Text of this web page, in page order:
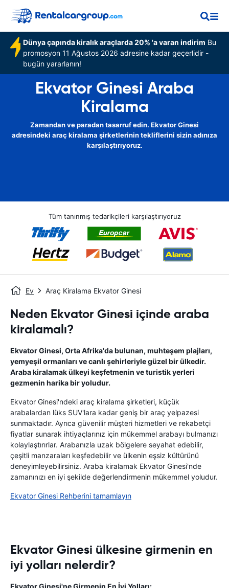
Dünya çapında kiralık araçlarda 20% 'a varan indirim Bu
promosyon 11 Ağustos 2026 adresine kadar geçerlidir -
bugün yararlanın!
Ekvator Ginesi Araba
Kiralama
Zamandan ve paradan tasarruf edin. Ekvator Ginesi
adresindeki araç kiralama şirketlerinin tekliflerini sizin adınıza
karşılaştırıyoruz.
Tüm tanınmış tedarikçileri karşılaştırıyoruz
Ev Araç Kiralama Ekvator Ginesi
Neden Ekvator Ginesi içinde araba
kiralamalı?
Ekvator Ginesi, Orta Afrika'da bulunan, muhteşem plajları,
yemyeşil ormanları ve canlı şehirleriyle güzel bir ülkedir.
Araba kiralamak ülkeyi keşfetmenin ve turistik yerleri
gezmenin harika bir yoludur.
Ekvator Ginesi'ndeki araç kiralama şirketleri, küçük
arabalardan lüks SUV'lara kadar geniş bir araç yelpazesi
sunmaktadır. Ayrıca güvenilir müşteri hizmetleri ve rekabetçi
fiyatlar sunarak ihtiyaçlarınız için mükemmel arabayı bulmanızı
kolaylaştırırlar. Arabanızla uzak bölgelere seyahat edebilir,
çeşitli manzaraları keşfedebilir ve ülkenin eşsiz kültürünü
deneyimleyebilirsiniz. Araba kiralamak Ekvator Ginesi'nde
zamanınızı en iyi şekilde değerlendirmenin mükemmel yoludur.
Ekvator Ginesi Rehberini tamamlayın
Ekvator Ginesi ülkesine girmenin en
iyi yolları nelerdir?
Ekvator Ginesi'ne Girmenin En İyi Yolları: